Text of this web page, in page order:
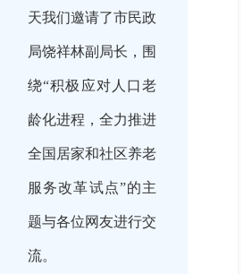
天我们邀请了市民政
局饶祥林副局长，围
绕“积极应对人口老
龄化进程，全力推进
全国居家和社区养老
服务改革试点”的主
题与各位网友进行交
流。